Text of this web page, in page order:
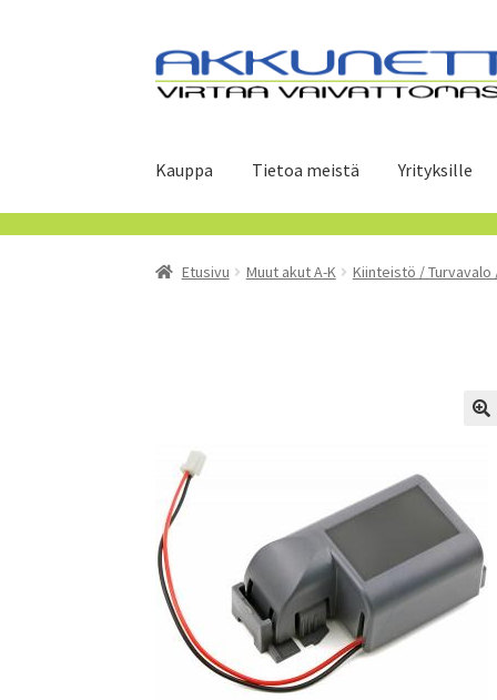
Siirry
navigointiin
Siirry
sisältöön
Kauppa Tietoa meistä Yrityksille
Etusivu Muut akut A-K Kiinteistö / Turvavalo